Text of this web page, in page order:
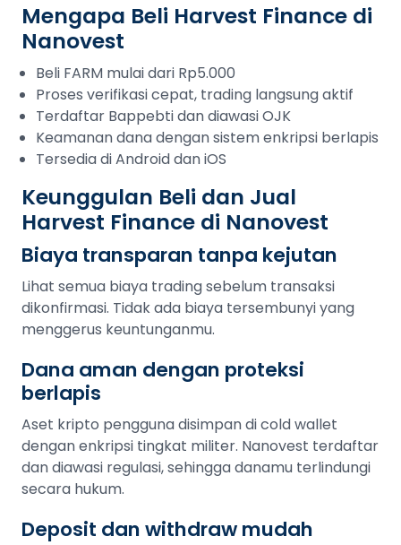
Mengapa Beli Harvest Finance di
Nanovest
Beli FARM mulai dari Rp5.000
Proses verifikasi cepat, trading langsung aktif
Terdaftar Bappebti dan diawasi OJK
Keamanan dana dengan sistem enkripsi berlapis
Tersedia di Android dan iOS
Keunggulan Beli dan Jual
Harvest Finance di Nanovest
Biaya transparan tanpa kejutan
Lihat semua biaya trading sebelum transaksi
dikonfirmasi. Tidak ada biaya tersembunyi yang
menggerus keuntunganmu.
Dana aman dengan proteksi
berlapis
Aset kripto pengguna disimpan di cold wallet
dengan enkripsi tingkat militer. Nanovest terdaftar
dan diawasi regulasi, sehingga danamu terlindungi
secara hukum.
Deposit dan withdraw mudah